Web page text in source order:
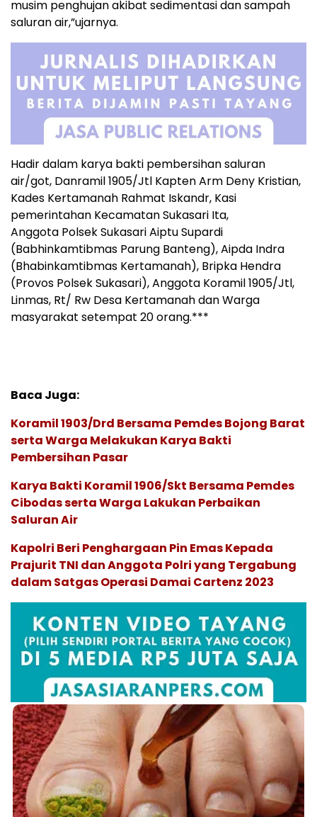
musim penghujan akibat sedimentasi dan sampah
saluran air,”ujarnya.
Hadir dalam karya bakti pembersihan saluran
air/got, Danramil 1905/Jtl Kapten Arm Deny Kristian,
Kades Kertamanah Rahmat Iskandr, Kasi
pemerintahan Kecamatan Sukasari Ita,
Anggota Polsek Sukasari Aiptu Supardi
(Babhinkamtibmas Parung Banteng), Aipda Indra
(Bhabinkamtibmas Kertamanah), Bripka Hendra
(Provos Polsek Sukasari), Anggota Koramil 1905/Jtl,
Linmas, Rt/ Rw Desa Kertamanah dan Warga
masyarakat setempat 20 orang.***
Baca Juga:
Koramil 1903/Drd Bersama Pemdes Bojong Barat
serta Warga Melakukan Karya Bakti
Pembersihan Pasar
Karya Bakti Koramil 1906/Skt Bersama Pemdes
Cibodas serta Warga Lakukan Perbaikan
Saluran Air
Kapolri Beri Penghargaan Pin Emas Kepada
Prajurit TNI dan Anggota Polri yang Tergabung
dalam Satgas Operasi Damai Cartenz 2023